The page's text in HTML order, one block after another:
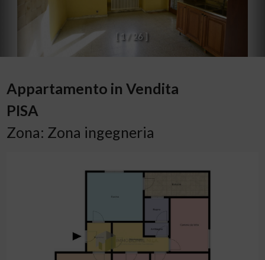
[ 1 26 ]
Appartamento in Vendita
PISA
Zona: Zona ingegneria